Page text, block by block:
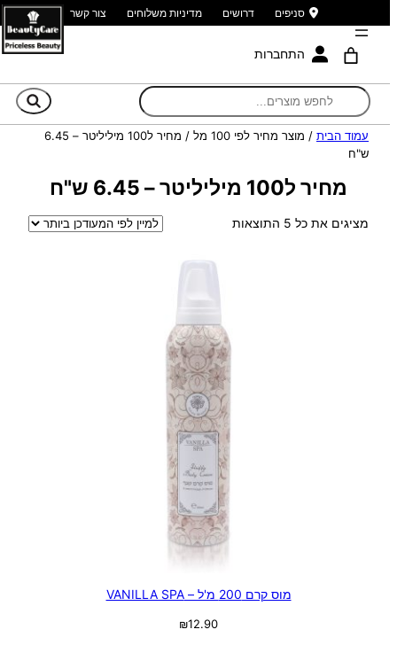
סניפים דרושים מדיניות משלוחים צור קשר
התחברות
עמוד הבית
/ מוצר מחיר לפי 100 מל / מחיר ל100 מיליליטר – 6.45
ש"ח
מחיר ל100 מיליליטר – 6.45 ש"ח
מציגים את כל ⁦5⁩ התוצאות
ממוין
הפריט
העדכני
ביותר
מוס קרם 200 מ'ל – VANILLA SPA
₪12.90